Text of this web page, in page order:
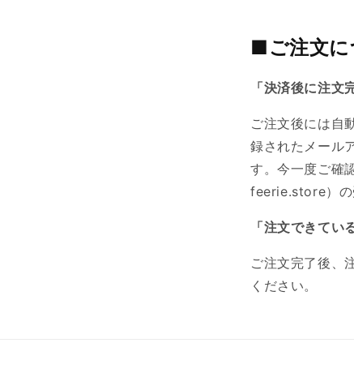
■ご注文に
「決済後に注文
ご注文後には自
録されたメール
す。今一度ご確
feerie.store）の
「注文できてい
ご注文完了後、
ください。